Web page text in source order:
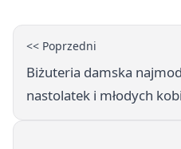
<< Poprzedni
Biżuteria damska
nastolatek i młodych